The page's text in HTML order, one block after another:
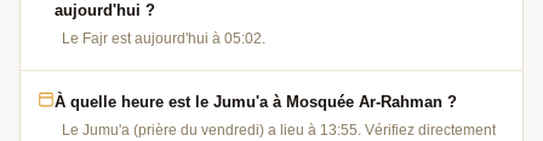
aujourd'hui ?
Le Fajr est aujourd'hui à 05:02.
À quelle heure est le Jumu'a à Mosquée Ar-Rahman ?
Le Jumu'a (prière du vendredi) a lieu à 13:55. Vérifiez directement